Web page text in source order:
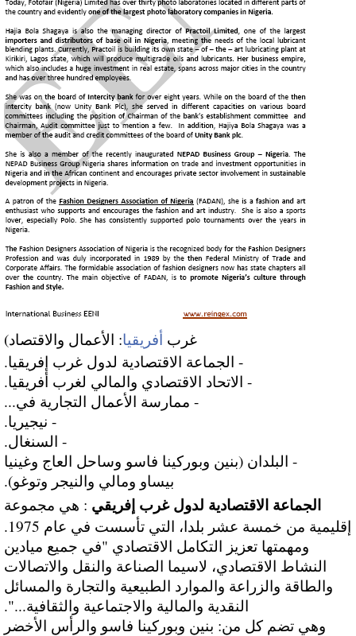
غرب أفريقيا: الأعمال والاقتصاد)
- الجماعة الاقتصادية لدول غرب إفريقيا.
- الاتحاد الاقتصادي والمالي لغرب أفريقيا.
- ممارسة الأعمال التجارية في...
- نيجيريا.
- السنغال.
- البلدان (بنين وبوركينا فاسو وساحل العاج وغينيا
بيساو ومالي والنيجر وتوغو).
الجماعة الاقتصادية لدول غرب إفريقي : هي مجموعة
إقليمية من خمسة عشر بلدا، التي تأسست في عام 1975.
ومهمتها تعزيز التكامل الاقتصادي "في جميع ميادين
النشاط الاقتصادي، لاسيما الصناعة والنقل والاتصالات
والطاقة والزراعة والموارد الطبيعية والتجارة والمسائل
النقدية والمالية والاجتماعية والثقافية...".
وهي تضم كل من: بنين وبوركينا فاسو والرأس الأخضر